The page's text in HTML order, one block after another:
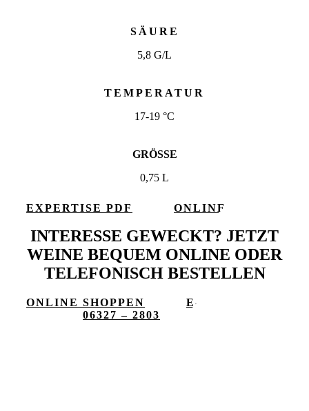
SÄURE
5,8 G/L
TEMPERATUR
17-19 °C
GRÖSSE
0,75 L
EXPERTISE PDF
ONLINE
INTERESSE GEWECKT? JETZT
WEINE BEQUEM ONLINE ODER
TELEFONISCH BESTELLEN
ONLINE SHOPPEN
E-
06327 – 2803